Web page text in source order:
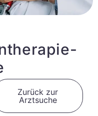
Zurück zur
Arztsuche